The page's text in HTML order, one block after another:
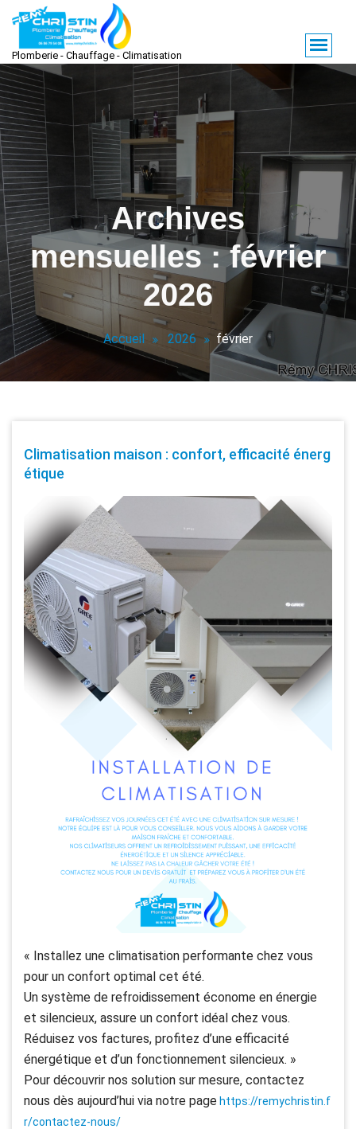
Aller
contenu
Plomberie - Chauffage - Climatisation
Archives
mensuelles : février
2026
Accueil 2026 février
Climatisation maison : confort, efficacité énerg
étique
« Installez une climatisation performante chez vous
pour un confort optimal cet été.
Un système de refroidissement économe en énergie
et silencieux, assure un confort idéal chez vous.
Réduisez vos factures, profitez d’une efficacité
énergétique et d’un fonctionnement silencieux. »
Pour découvrir nos solution sur mesure, contactez
nous dès aujourd’hui via notre page https://remychristin.f
r/contactez-nous/